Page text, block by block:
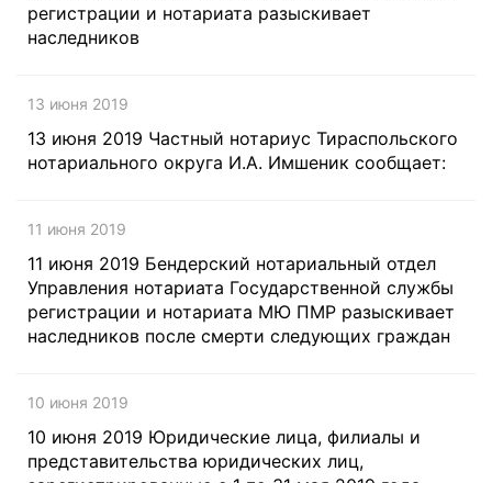
регистрации и нотариата разыскивает
наследников
13 июня 2019
13 июня 2019 Частный нотариус Тираспольского
нотариального округа И.А. Имшеник сообщает:
11 июня 2019
11 июня 2019 Бендерский нотариальный отдел
Управления нотариата Государственной службы
регистрации и нотариата МЮ ПМР разыскивает
наследников после смерти следующих граждан
10 июня 2019
10 июня 2019 Юридические лица, филиалы и
представительства юридических лиц,